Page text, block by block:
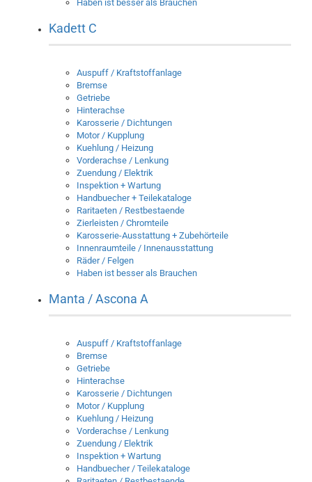
Haben ist besser als Brauchen
Kadett C
Auspuff / Kraftstoffanlage
Bremse
Getriebe
Hinterachse
Karosserie / Dichtungen
Motor / Kupplung
Kuehlung / Heizung
Vorderachse / Lenkung
Zuendung / Elektrik
Inspektion + Wartung
Handbuecher + Teilekataloge
Raritaeten / Restbestaende
Zierleisten / Chromteile
Karosserie-Ausstattung + Zubehörteile
Innenraumteile / Innenausstattung
Räder / Felgen
Haben ist besser als Brauchen
Manta / Ascona A
Auspuff / Kraftstoffanlage
Bremse
Getriebe
Hinterachse
Karosserie / Dichtungen
Motor / Kupplung
Kuehlung / Heizung
Vorderachse / Lenkung
Zuendung / Elektrik
Inspektion + Wartung
Handbuecher / Teilekataloge